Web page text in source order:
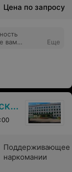
Цена по запросу
вам
Еще
№4
Поддерживающее
наркомании